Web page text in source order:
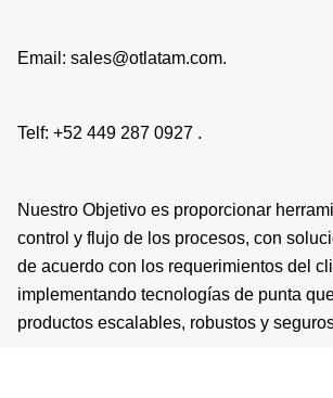
Email: sales@otlatam.com.
Telf: +52 449 287 0927 .
Nuestro Objetivo es proporcionar
control y flujo de los procesos, con
de acuerdo con los requerimientos del
implementando tecnologías de punta
productos escalables, robustos y